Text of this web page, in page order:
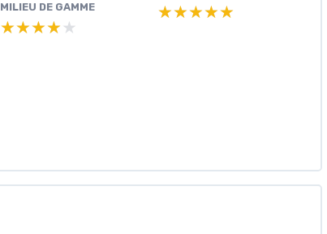
MILIEU DE GAMME
★★★★★
★★★★★
★★★★★
★★★★★